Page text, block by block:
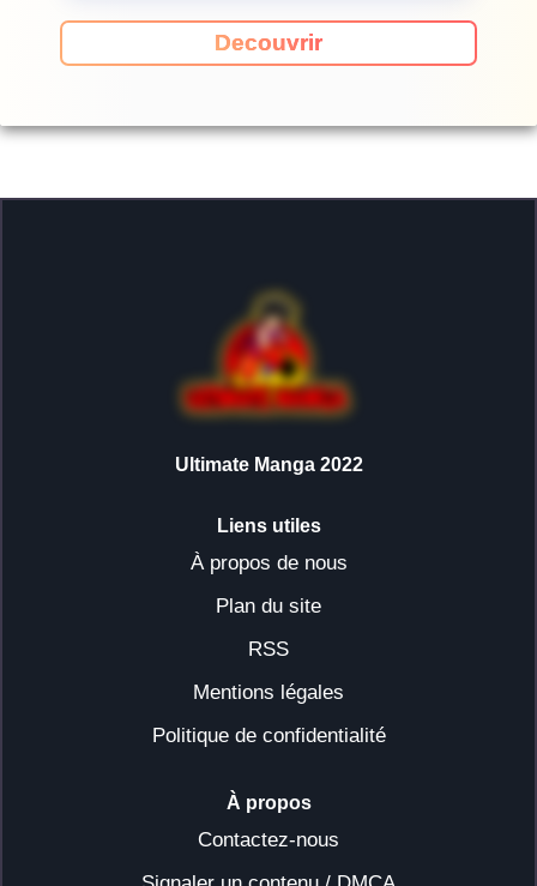
Decouvrir
Ultimate Manga 2022
Liens utiles
À propos de nous
Plan du site
RSS
Mentions légales
Politique de confidentialité
À propos
Contactez-nous